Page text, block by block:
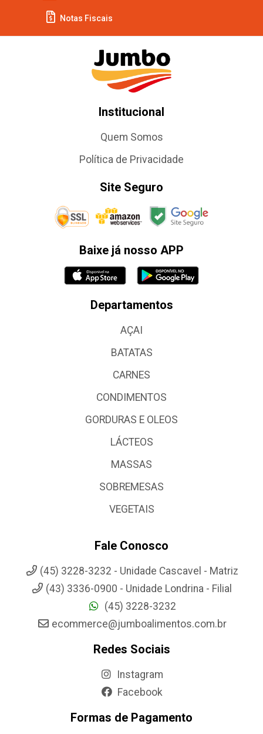
Notas Fiscais
Institucional
Quem Somos
Política de Privacidade
Site Seguro
Baixe já nosso APP
Departamentos
AÇAI
BATATAS
CARNES
CONDIMENTOS
GORDURAS E OLEOS
LÁCTEOS
MASSAS
SOBREMESAS
VEGETAIS
Fale Conosco
(45) 3228-3232 - Unidade Cascavel - Matriz
(43) 3336-0900 - Unidade Londrina - Filial
(45) 3228-3232
ecommerce@jumboalimentos.com.br
Redes Sociais
Instagram
Facebook
Formas de Pagamento